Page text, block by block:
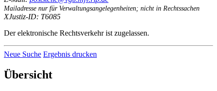
Mailadresse nur für Verwaltungsangelegenheiten; nicht in Rechtssachen
XJustiz-ID: T6085
Der elektronische Rechtsverkehr ist zugelassen.
Neue Suche Ergebnis drucken
Übersicht